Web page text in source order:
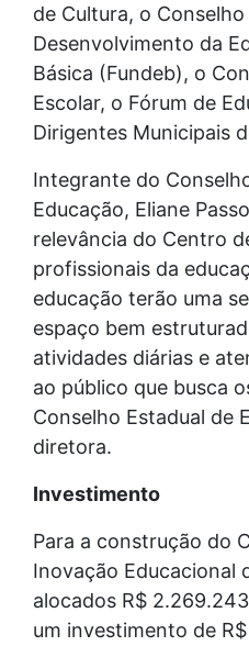
de Cultura, o
Desenvolvimento da
Básica (Fundeb), o
Escolar, o Fórum de
Dirigentes Municipais
Integrante do
Educação, Eliane
relevância do Centro
profissionais da
educação terão uma
espaço bem
atividades diárias e
ao público que busca
Conselho Estadual de
diretora.
Investimento
Para a construção do
Inovação Educacional
alocados R$
um investimento de